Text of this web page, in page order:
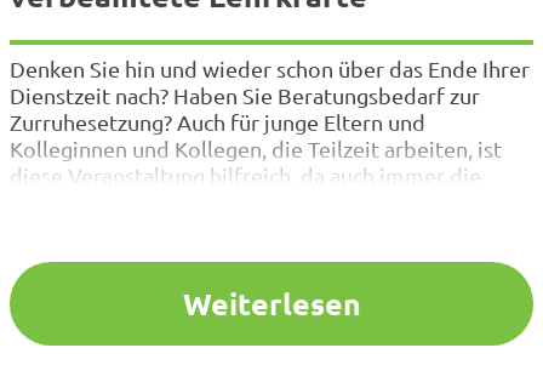
Denken Sie hin und wieder schon über das Ende Ihrer
Dienstzeit nach? Haben Sie Beratungsbedarf zur
Zurruhesetzung? Auch für junge Eltern und
Kolleginnen und Kollegen, die Teilzeit arbeiten, ist
diese Veranstaltung hilfreich, da auch immer die
auswirkt. Die Veranstaltung bezieht…
Weiterlesen